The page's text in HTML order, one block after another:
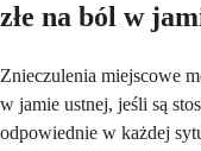
złe na ból w
Znieczulenia miejscowe
w jamie ustnej, jeśli są
odpowiednie w każdej